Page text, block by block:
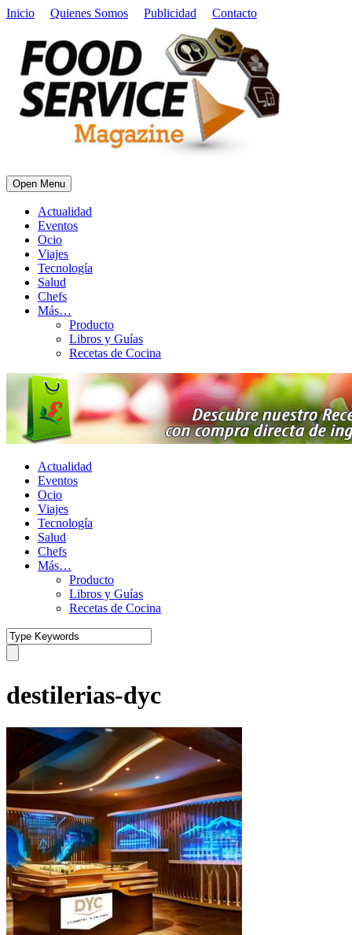
Inicio Quienes Somos Publicidad Contacto
Open Menu
Actualidad
Eventos
Ocio
Viajes
Tecnología
Salud
Chefs
Más…
Producto
Libros y Guías
Recetas de Cocina
Actualidad
Eventos
Ocio
Viajes
Tecnología
Salud
Chefs
Más…
Producto
Libros y Guías
Recetas de Cocina
destilerias-dyc